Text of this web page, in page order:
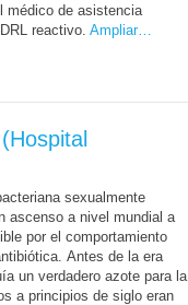
médico de asistencia
reactivo. Ampliar…
sexualmente
ascenso a nivel mundial a
por el comportamiento
Antes de la era
un verdadero azote para la
a principios de siglo eran